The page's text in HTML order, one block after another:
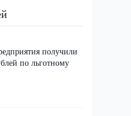
получили
по льготному